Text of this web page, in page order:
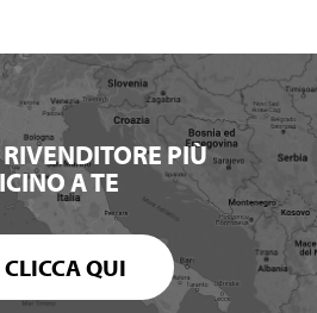
PIÙ
A TE
CLICCA QUI